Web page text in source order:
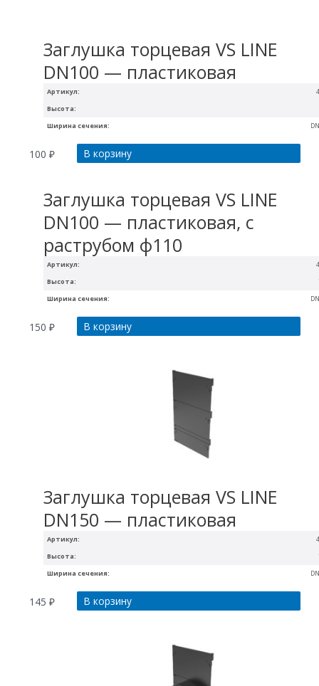
Артикул:
Ширина сечения:
Высота:
Заглушка торцевая VS LINE
DN100 — пластиковая
100₽ В корзину
Артикул:
Ширина сечения:
Высота:
Заглушка торцевая VS LINE
DN100 — пластиковая, с
раструбом ф110
150₽ В корзину
Артикул:
Ширина сечения:
Высота:
Заглушка торцевая VS LINE
DN150 — пластиковая
145₽ В корзину